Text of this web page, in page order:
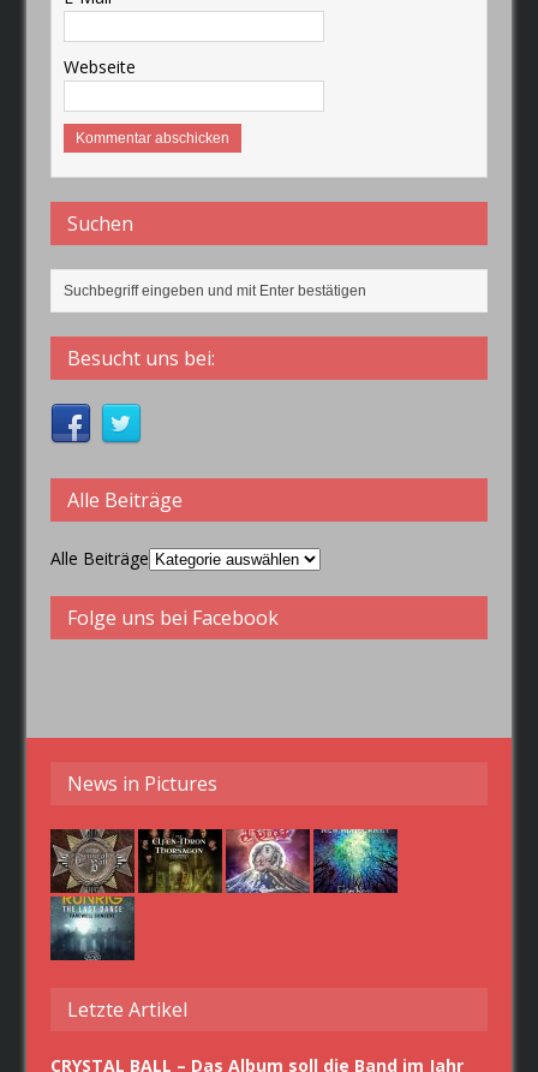
Webseite
Suchen
Besucht uns bei:
Alle Beiträge
Alle Beiträge
Folge uns bei Facebook
News in Pictures
Letzte Artikel
CRYSTAL BALL – Das Album soll die Band im Jahr